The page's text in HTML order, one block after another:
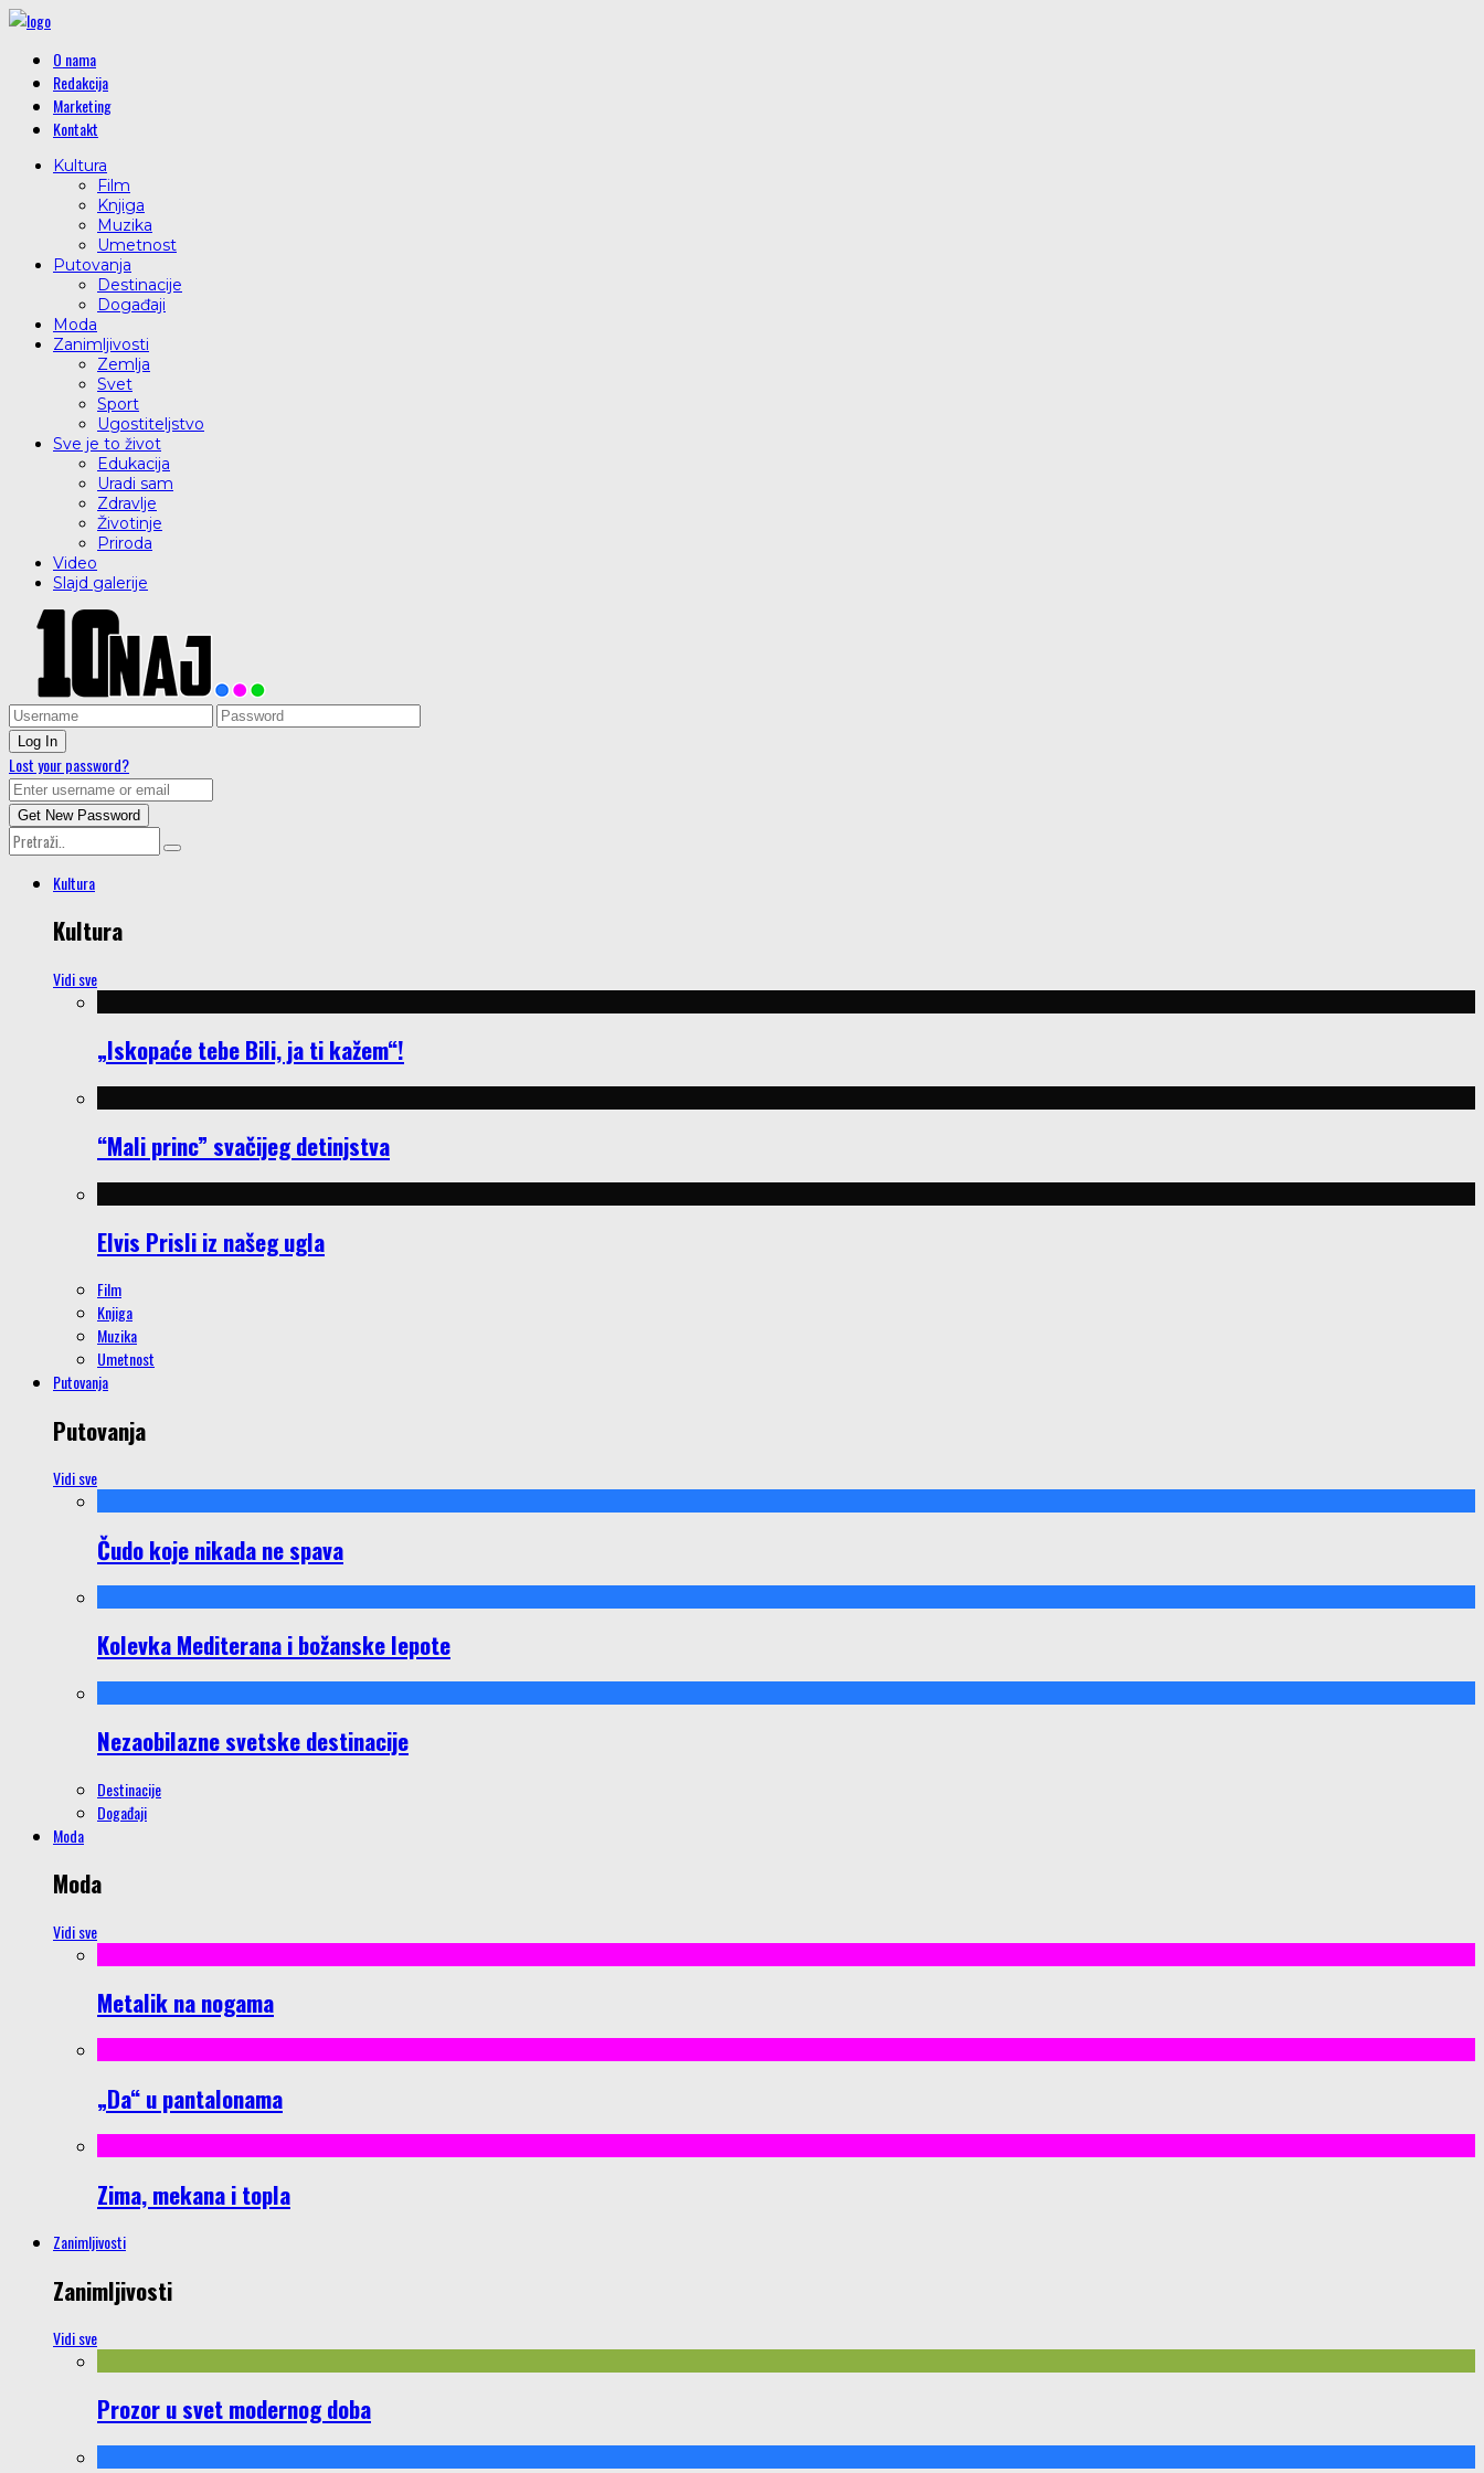
O nama
Redakcija
Marketing
Kontakt
Kultura
Film
Knjiga
Muzika
Umetnost
Putovanja
Destinacije
Događaji
Moda
Zanimljivosti
Zemlja
Svet
Sport
Ugostiteljstvo
Sve je to život
Edukacija
Uradi sam
Zdravlje
Životinje
Priroda
Video
Slajd galerije
Lost your password?
Kultura
Kultura
Vidi sve
„Iskopaće tebe Bili, ja ti kažem“!
“Mali princ” svačijeg detinjstva
Elvis Prisli iz našeg ugla
Film
Knjiga
Muzika
Umetnost
Putovanja
Putovanja
Vidi sve
Čudo koje nikada ne spava
Kolevka Mediterana i božanske lepote
Nezaobilazne svetske destinacije
Destinacije
Događaji
Moda
Moda
Vidi sve
Metalik na nogama
„Da“ u pantalonama
Zima, mekana i topla
Zanimljivosti
Zanimljivosti
Vidi sve
Prozor u svet modernog doba